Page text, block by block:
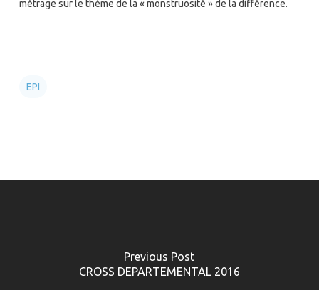
métrage sur le thème de la « monstruosité » de la différence.
EPI
Previous Post
CROSS DEPARTEMENTAL 2016